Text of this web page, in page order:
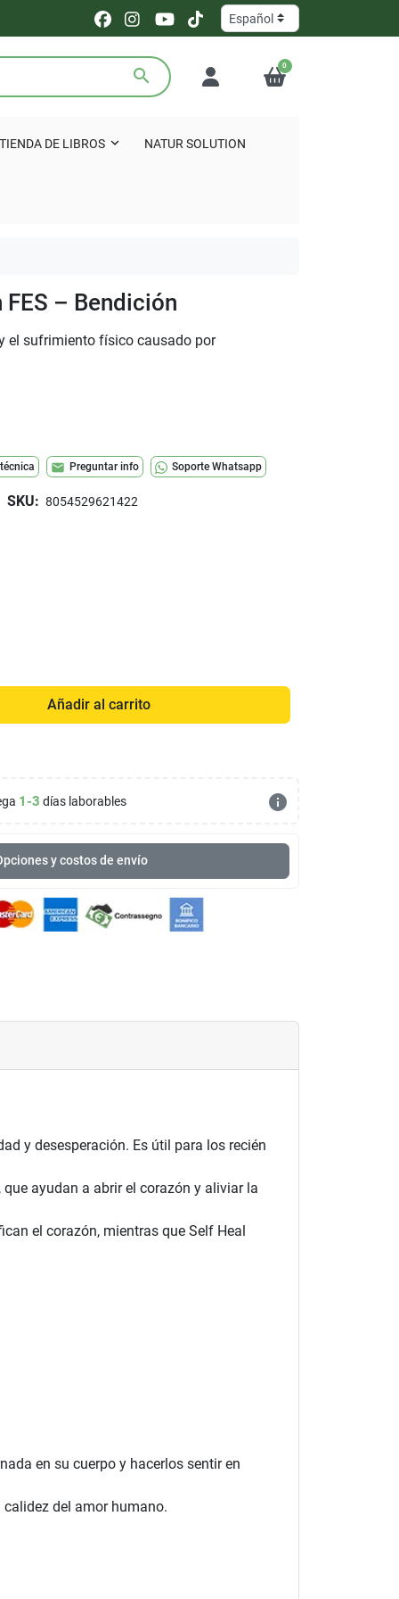
search 0
TIENDA DE LIBROS NATUR SOLUTION
– Bendición
el sufrimiento físico causado por
mail Preguntar info Soporte Whatsapp
SKU: 8054529621422
Añadir al carrito
1-3 días laborables info
y costos de envío
y desesperación. Es útil para los recién
ayudan a abrir el corazón y aliviar la
el corazón, mientras que Self Heal
en su cuerpo y hacerlos sentir en
del amor humano.